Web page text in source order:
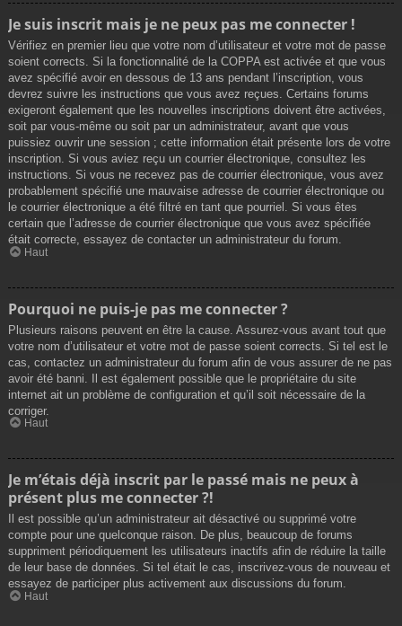
Je suis inscrit mais je ne peux pas me connecter !
Vérifiez en premier lieu que votre nom d’utilisateur et votre mot de passe
soient corrects. Si la fonctionnalité de la COPPA est activée et que vous
avez spécifié avoir en dessous de 13 ans pendant l’inscription, vous
devrez suivre les instructions que vous avez reçues. Certains forums
exigeront également que les nouvelles inscriptions doivent être activées,
soit par vous-même ou soit par un administrateur, avant que vous
puissiez ouvrir une session ; cette information était présente lors de votre
inscription. Si vous aviez reçu un courrier électronique, consultez les
instructions. Si vous ne recevez pas de courrier électronique, vous avez
probablement spécifié une mauvaise adresse de courrier électronique ou
le courrier électronique a été filtré en tant que pourriel. Si vous êtes
certain que l’adresse de courrier électronique que vous avez spécifiée
était correcte, essayez de contacter un administrateur du forum.
Haut
Pourquoi ne puis-je pas me connecter ?
Plusieurs raisons peuvent en être la cause. Assurez-vous avant tout que
votre nom d’utilisateur et votre mot de passe soient corrects. Si tel est le
cas, contactez un administrateur du forum afin de vous assurer de ne pas
avoir été banni. Il est également possible que le propriétaire du site
internet ait un problème de configuration et qu’il soit nécessaire de la
corriger.
Haut
Je m’étais déjà inscrit par le passé mais ne peux à
présent plus me connecter ?!
Il est possible qu’un administrateur ait désactivé ou supprimé votre
compte pour une quelconque raison. De plus, beaucoup de forums
suppriment périodiquement les utilisateurs inactifs afin de réduire la taille
de leur base de données. Si tel était le cas, inscrivez-vous de nouveau et
essayez de participer plus activement aux discussions du forum.
Haut